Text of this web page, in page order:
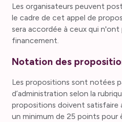
Les organisateurs peuvent
le cadre de cet appel de
sera accordée à ceux qui
financement.
Notation des
Les propositions sont notées
d’administration selon la
propositions doivent
un minimum de 25 points pour